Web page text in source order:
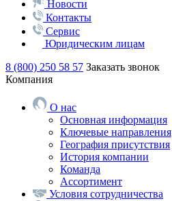
Новости
Контакты
Сервис
Юридическим лицам
8 (800) 250 58 57 Заказать звонок
Компания
О нас
Основная информация
Ключевые направления
География присутствия
История компании
Команда
Ассортимент
Условия сотрудничества